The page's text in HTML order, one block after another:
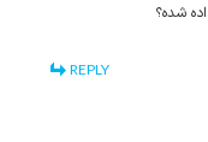
شده؟
REPLY